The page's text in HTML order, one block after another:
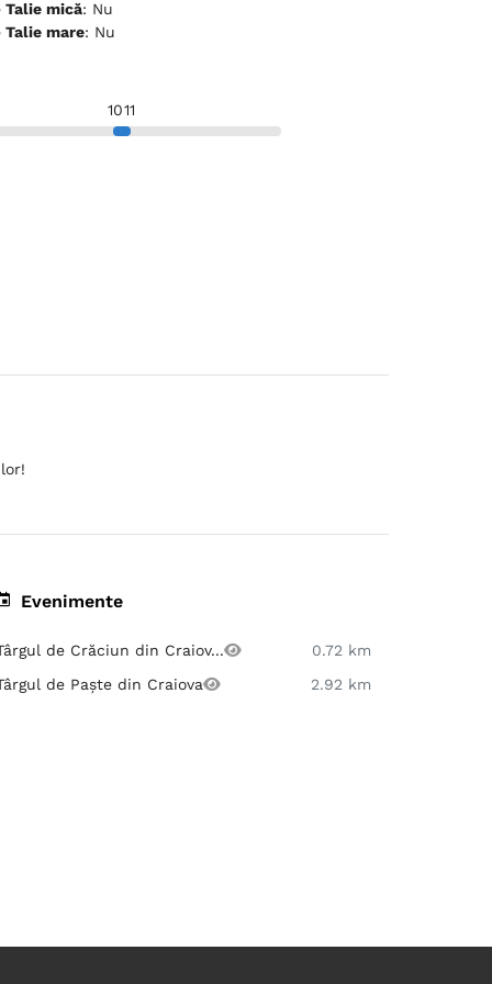
animale de companie - Talie mică
: Nu
animale de companie - Talie mare
: Nu
1011
Evenimente
de Crăciun din Craiov...
0.72 km
de Paște din Craiova
2.92 km